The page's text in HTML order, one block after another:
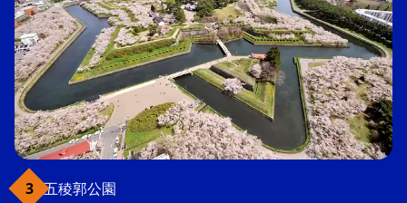
五稜郭公園